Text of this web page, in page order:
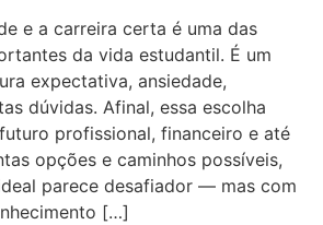
e a carreira certa é uma das
da vida estudantil. É um
expectativa, ansiedade,
dúvidas. Afinal, essa escolha
profissional, financeiro e até
opções e caminhos possíveis,
parece desafiador — mas com
[…]